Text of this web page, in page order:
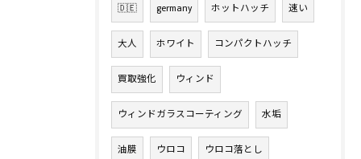
🇩🇪 germany ホットハッチ 速い
大人 ホワイト コンパクトハッチ
買取強化 ウィンド
ウィンドガラスコーティング 水垢
油膜 ウロコ ウロコ落とし